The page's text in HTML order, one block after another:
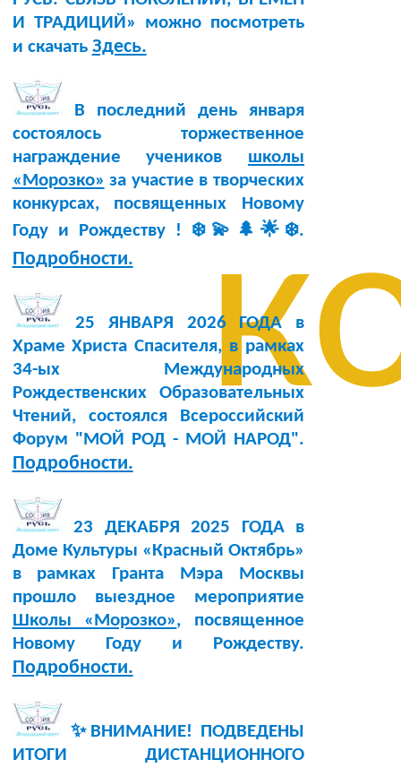
И ТРАДИЦИЙ» можно посмотреть
и скачать Здесь.
В последний день января
состоялось торжественное
награждение учеников школы
«Морозко» за участие в творческих
конкурсах, посвященных Новому
Году и Рождеству ! ❄️💫🌲🌟❄️.
Подробности.
25 ЯНВАРЯ 2026 ГОДА в
Храме Христа Спасителя, в рамках
34-ых Международных
Рождественских Образовательных
Чтений, состоялся Всероссийский
Форум "МОЙ РОД - МОЙ НАРОД".
Подробности.
23 ДЕКАБРЯ 2025 ГОДА в
Доме Культуры «Красный Октябрь»
в рамках Гранта Мэра Москвы
прошло выездное мероприятие
Школы «Морозко», посвященное
Новому Году и Рождеству.
Подробности.
✨ВНИМАНИЕ! ПОДВЕДЕНЫ
ИТОГИ ДИСТАНЦИОННОГО